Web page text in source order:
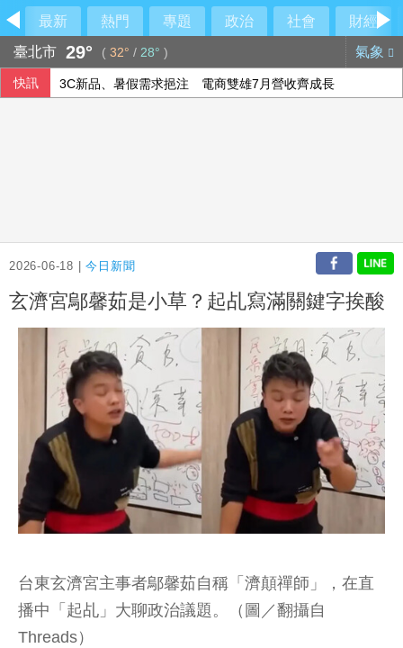
最新 熱門 專題 政治 社會
財經
臺北市 29° ( 32° / 28° ) 氣象
快訊 3C新品、暑假需求挹注 電商雙雄7月營收齊成長
2026-06-18 |今日新聞
玄濟宮鄔馨茹是小草？起乩寫滿關鍵字挨酸
台東玄濟宮主事者鄔馨茹自稱「濟顛禪師」，在直
播中「起乩」大聊政治議題。（圖／翻攝自
Threads）